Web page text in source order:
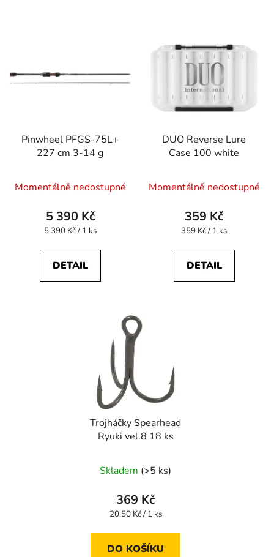
Pinwheel PFGS-75L+
227 cm 3-14 g
hodnocení
produktu
je
z
Momentálně nedostupné
5 390 Kč
Měrná
5 390 Kč / 1 ks
DETAIL
DUO Reverse Lure
Case 100 white
Momentálně nedostupné
359 Kč
Měrná
359 Kč / 1 ks
DETAIL
Trojháčky Spearhead
Ryuki vel.8 18 ks
Skladem (>5 ks)
369 Kč
Měrná
20,50 Kč / 1 ks
DO KOŠÍKU